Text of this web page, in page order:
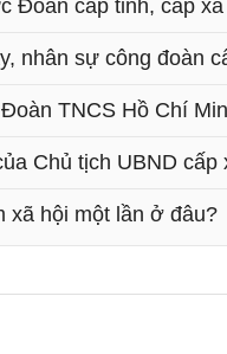
Đoàn cấp tỉnh, cấp
nhân sự công đoàn
TNCS Hồ Chí
Chủ tịch UBND cấp
xã hội một lần ở đâu?